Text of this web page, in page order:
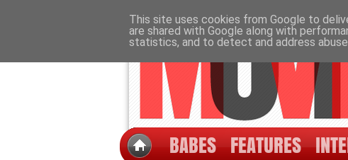
BABES FEATURES
This site uses cookies from Google to
are shared with Google along with
statistics, and to detect and address